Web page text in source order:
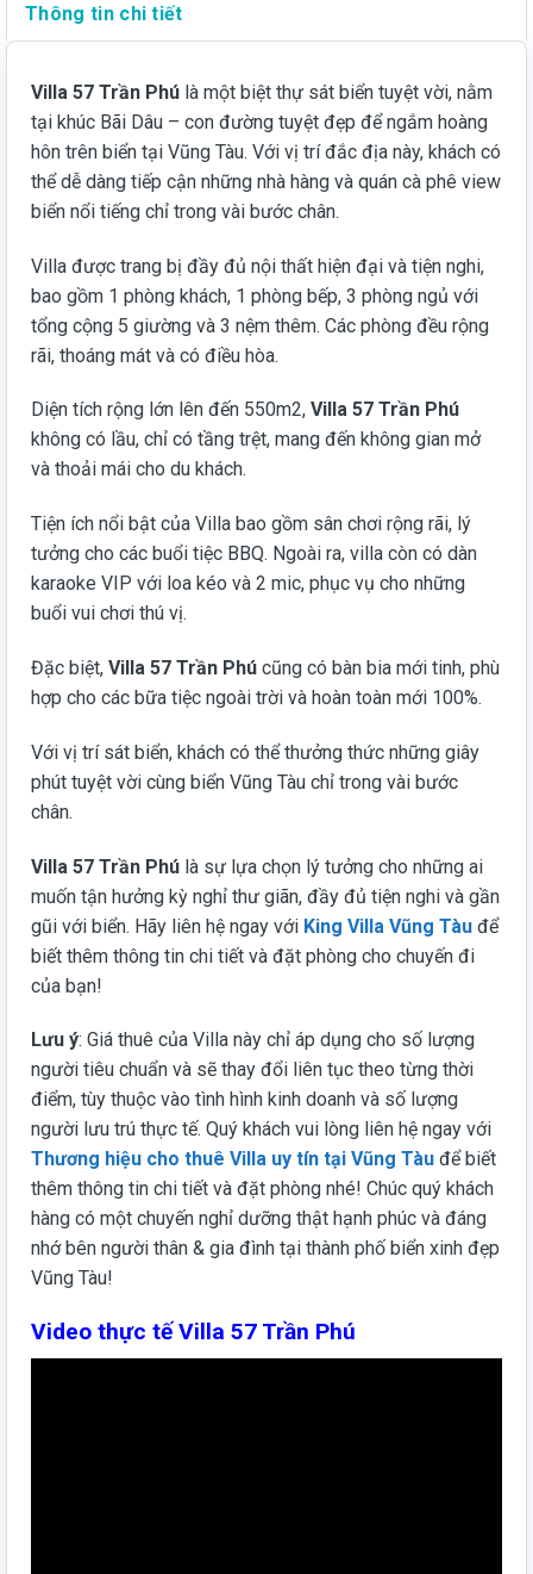
Thông tin chi tiết
Villa 57 Trần Phú là một biệt thự sát biển tuyệt vời, nằm
tại khúc Bãi Dâu – con đường tuyệt đẹp để ngắm hoàng
hôn trên biển tại Vũng Tàu. Với vị trí đắc địa này, khách có
thể dễ dàng tiếp cận những nhà hàng và quán cà phê view
biển nổi tiếng chỉ trong vài bước chân.
Villa được trang bị đầy đủ nội thất hiện đại và tiện nghi,
bao gồm 1 phòng khách, 1 phòng bếp, 3 phòng ngủ với
tổng cộng 5 giường và 3 nệm thêm. Các phòng đều rộng
rãi, thoáng mát và có điều hòa.
Diện tích rộng lớn lên đến 550m2, Villa 57 Trần Phú
không có lầu, chỉ có tầng trệt, mang đến không gian mở
và thoải mái cho du khách.
Tiện ích nổi bật của Villa bao gồm sân chơi rộng rãi, lý
tưởng cho các buổi tiệc BBQ. Ngoài ra, villa còn có dàn
karaoke VIP với loa kéo và 2 mic, phục vụ cho những
buổi vui chơi thú vị.
Đặc biệt, Villa 57 Trần Phú cũng có bàn bia mới tinh, phù
hợp cho các bữa tiệc ngoài trời và hoàn toàn mới 100%.
Với vị trí sát biển, khách có thể thưởng thức những giây
phút tuyệt vời cùng biển Vũng Tàu chỉ trong vài bước
chân.
Villa 57 Trần Phú là sự lựa chọn lý tưởng cho những ai
muốn tận hưởng kỳ nghỉ thư giãn, đầy đủ tiện nghi và gần
gũi với biển. Hãy liên hệ ngay với King Villa Vũng Tàu để
biết thêm thông tin chi tiết và đặt phòng cho chuyến đi
của bạn!
Lưu ý: Giá thuê của Villa này chỉ áp dụng cho số lượng
người tiêu chuẩn và sẽ thay đổi liên tục theo từng thời
điểm, tùy thuộc vào tình hình kinh doanh và số lượng
người lưu trú thực tế. Quý khách vui lòng liên hệ ngay với
Thương hiệu cho thuê Villa uy tín tại Vũng Tàu để biết
thêm thông tin chi tiết và đặt phòng nhé! Chúc quý khách
hàng có một chuyến nghỉ dưỡng thật hạnh phúc và đáng
nhớ bên người thân & gia đình tại thành phố biển xinh đẹp
Vũng Tàu!
Video thực tế Villa 57 Trần Phú